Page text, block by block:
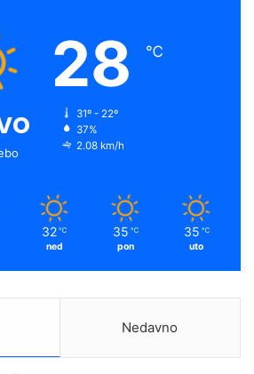
28 ℃
31º - 22º
37%
2.08 km/h
32 ℃
ned
35 ℃
pon
35 ℃
uto
Nedavno